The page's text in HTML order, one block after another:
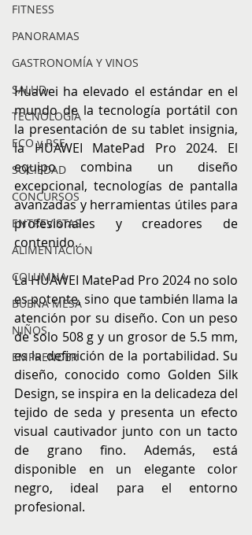
FITNESS
PANORAMAS
GASTRONOMÍA Y VINOS
SALUD
TECNOLOGÍA
ECO y RSE
SOCIEDAD
CONCURSOS
ENTREVISTAS
ALIMENTACIÓN
COLUMNA
BUENA MESA
NIÑOS
EMPRENDER
Huawei ha elevado el estándar en el
mundo de la tecnología portátil con
la presentación de su tablet insignia,
la HUAWEI MatePad Pro 2024. El
equipo combina un diseño
excepcional, tecnologías de pantalla
avanzadas y herramientas útiles para
profesionales y creadores de
contenido.
La HUAWEI MatePad Pro 2024 no solo
es potente, sino que también llama la
atención por su diseño. Con un peso
de solo 508 g y un grosor de 5.5 mm,
es la definición de la portabilidad. Su
diseño, conocido como Golden Silk
Design, se inspira en la delicadeza del
tejido de seda y presenta un efecto
visual cautivador junto con un tacto
de grano fino. Además, está
disponible en un elegante color
negro, ideal para el entorno
profesional.